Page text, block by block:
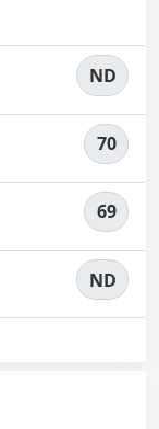
ND
70
69
ND